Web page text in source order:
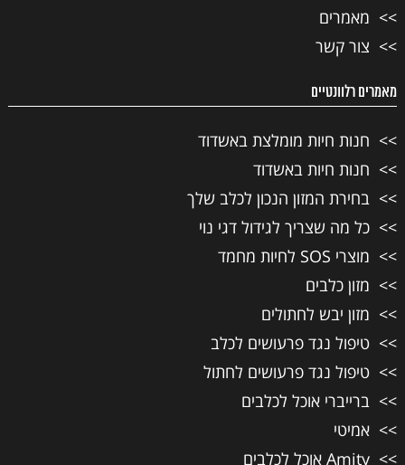
מאמרים
צור קשר
מאמרים רלוונטיים
חנות חיות מומלצת באשדוד
חנות חיות באשדוד
בחירת המזון הנכון לכלב שלך
כל מה שצריך לגידול דגי נוי
מוצרי SOS לחיות מחמד
מזון כלבים
מזון יבש לחתולים
טיפול נגד פרעושים לכלב
טיפול נגד פרעושים לחתול
ברייברי אוכל לכלבים
אמיטי
Amity אוכל לכלבים